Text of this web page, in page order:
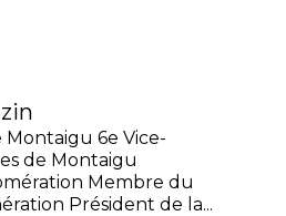
6e Vice-
de Montaigu
Membre du
Président de la...